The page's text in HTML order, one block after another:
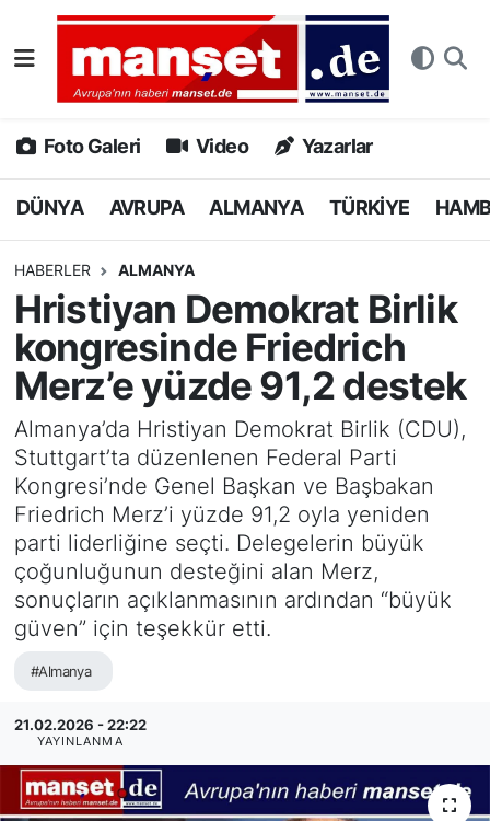
Foto Galeri Video Yazarlar
DÜNYA AVRUPA ALMANYA TÜRKİYE
HABERLER ALMANYA
Hristiyan Demokrat Birlik
kongresinde Friedrich
Merz’e yüzde 91,2 destek
Almanya’da Hristiyan Demokrat Birlik (CDU),
Stuttgart’ta düzenlenen Federal Parti
Kongresi’nde Genel Başkan ve Başbakan
Friedrich Merz’i yüzde 91,2 oyla yeniden
parti liderliğine seçti. Delegelerin büyük
çoğunluğunun desteğini alan Merz,
sonuçların açıklanmasının ardından “büyük
güven” için teşekkür etti.
#Almanya
21.02.2026 - 22:22
YAYINLANMA
DÜNYA
AVRUPA
ALMANYA
HAMBURG
SPOR
DEUTSCH
EKONOMİ
SİYASET
SAĞLIK
Nöbetçi Eczaneler
Hava Durumu
Namaz Vakitleri
Puan Durumu ve Fikstür
Tüm Manşetler
Son Dakika Haberleri
Haber Arşivi